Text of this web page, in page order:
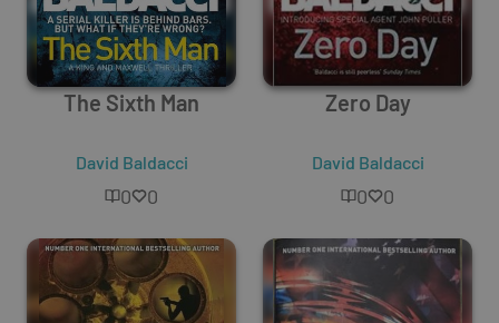
The Sixth Man
David Baldacci
0 0
Zero Day
David Baldacci
0 0